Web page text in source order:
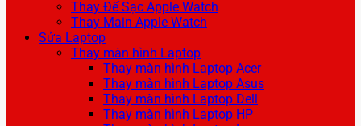
Thay Đế Sạc Apple Watch
Thay Main Apple Watch
Sửa Laptop
Thay màn hình Laptop
Thay màn hình Laptop Acer
Thay màn hình Laptop Asus
Thay màn hình Laptop Dell
Thay màn hình Laptop HP